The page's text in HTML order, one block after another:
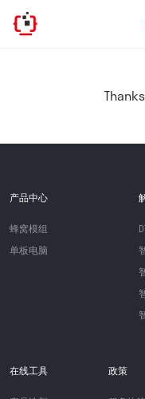
产品中心
蜂窝模组
单板电脑
在线工具 政策